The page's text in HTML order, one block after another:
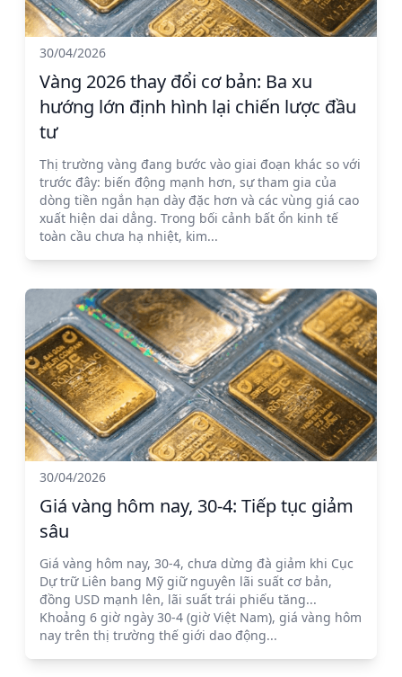
30/04/2026
Vàng 2026 thay đổi cơ bản: Ba xu
hướng lớn định hình lại chiến lược đầu
tư
Thị trường vàng đang bước vào giai đoạn khác so với
trước đây: biến động mạnh hơn, sự tham gia của
dòng tiền ngắn hạn dày đặc hơn và các vùng giá cao
xuất hiện dai dẳng. Trong bối cảnh bất ổn kinh tế
toàn cầu chưa hạ nhiệt, kim...
30/04/2026
Giá vàng hôm nay, 30-4: Tiếp tục giảm
sâu
Giá vàng hôm nay, 30-4, chưa dừng đà giảm khi Cục
Dự trữ Liên bang Mỹ giữ nguyên lãi suất cơ bản,
đồng USD mạnh lên, lãi suất trái phiếu tăng...
Khoảng 6 giờ ngày 30-4 (giờ Việt Nam), giá vàng hôm
nay trên thị trường thế giới dao động...